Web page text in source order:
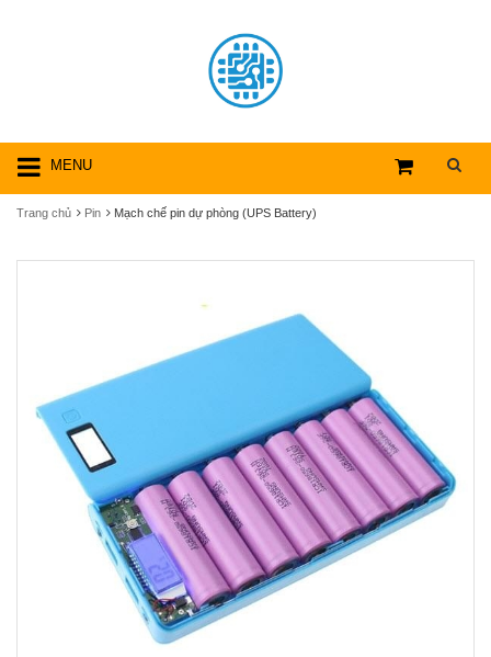
MENU
Trang chủ Pin Mạch chế pin dự phòng (UPS Battery)